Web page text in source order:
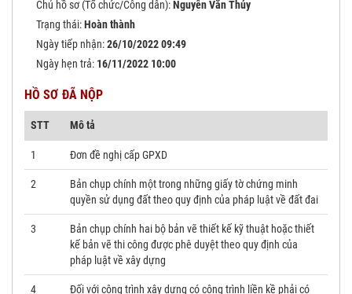
Chủ hồ sơ (Tổ chức/Công dân):Nguyễn Văn Thủy
Trạng thái:Hoàn thành
Ngày tiếp nhận:26/10/2022 09:49
Ngày hẹn trả: 16/11/2022 10:00
HỒ SƠ ĐÃ NỘP
STT Mô tả
1 Đơn đề nghị cấp GPXD
2
Bản chụp chính một trong những giấy tờ chứng minh
quyền sử dụng đất theo quy định của pháp luật về đất đai
3
Bản chụp chính hai bộ bản vẽ thiết kế kỹ thuật hoặc thiết
kế bản vẽ thi công được phê duyệt theo quy định của
pháp luật về xây dựng
4
Đối với công trình xây dựng có công trình liền kề phải có